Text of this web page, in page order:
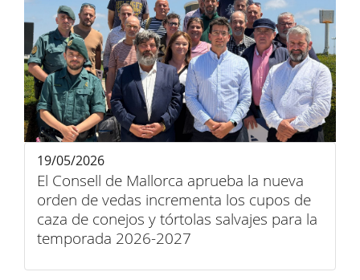
El Consell de Mallorca aprueba la nueva
orden de vedas incrementa los cupos de
caza de conejos y tórtolas salvajes para la
temporada 2026-2027
19/05/2026